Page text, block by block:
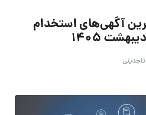
آگهی‌های استخدام
تاجدینی